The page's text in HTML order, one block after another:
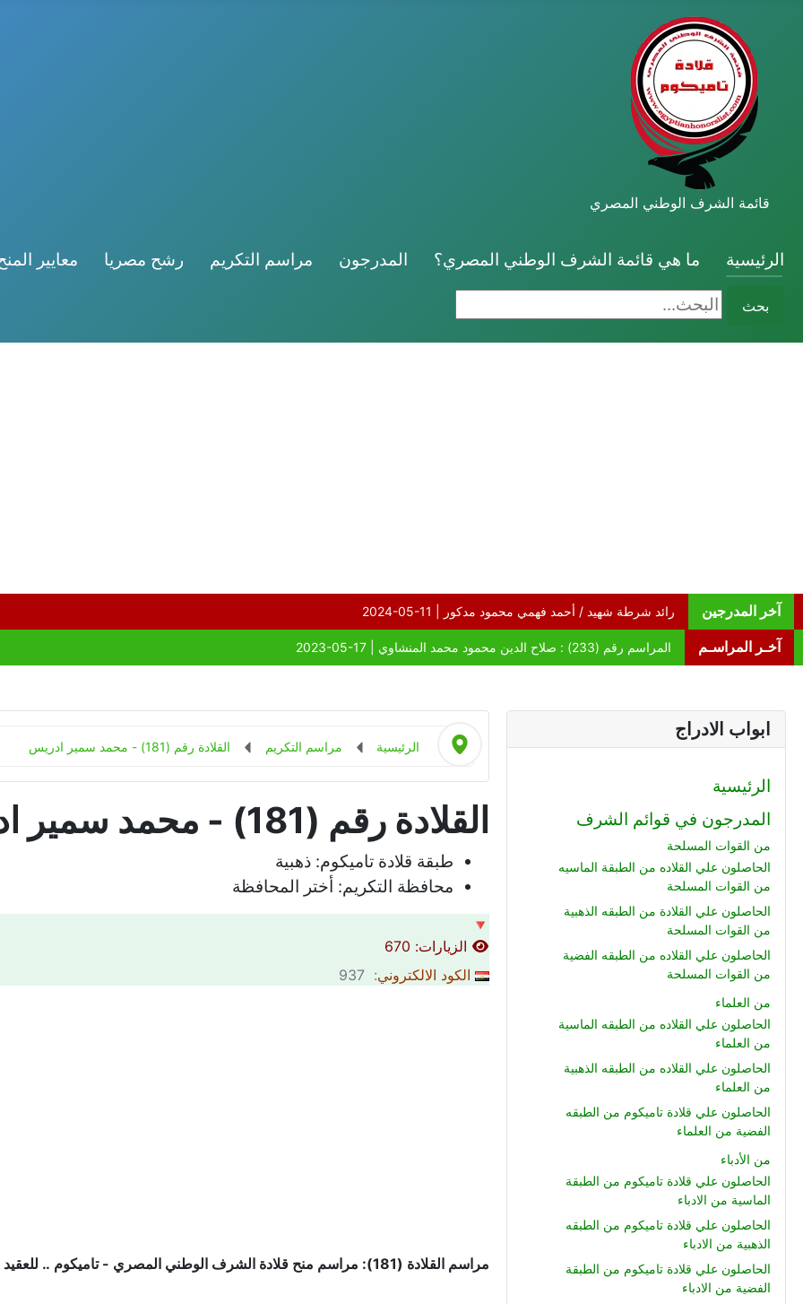
قائمة الشرف الوطني المصري
الرئيسية ما هي قائمة الشرف الوطني المصري؟ المدرجون مراسم التكريم رشح مصريا معايير
بحث البحث...
آخر المدرجين
آخـر المراسـم
ابواب الادراج
الرئيسية
المدرجون في قوائم الشرف
من القوات المسلحة
الحاصلون علي القلاده من الطبقة الماسيه
من القوات المسلحة
الحاصلون علي القلادة من الطبقه الذهبية
من القوات المسلحة
الحاصلون علي القلاده من الطبقه الفضية
من القوات المسلحة
من العلماء
الحاصلون علي القلاده من الطبقه الماسية
من العلماء
الحاصلون علي القلاده من الطبقه الذهبية
من العلماء
الحاصلون علي قلادة تاميكوم من الطبقه
الفضية من العلماء
من الأدباء
الحاصلون علي قلادة تاميكوم من الطبقة
الماسية من الادباء
الحاصلون علي قلادة تاميكوم من الطبقه
الذهبية من الادباء
الحاصلون علي قلادة تاميكوم من الطبقة
الفضية من الادباء
الرئيسية مراسم التكريم القلادة رقم (181) - محمد سمير ادريس
القلادة رقم (181) - محمد سمير ادريس
طبقة قلادة تاميكوم: ذهبية
محافظة التكريم: أختر المحافظة
🔻
الزيارات: 670
الكود الالكتروني: 937
مراسم القلادة (181): مراسم منح قلادة الشرف الوطني المصري - تاميكوم .. للعقيد اح شهيد / محمد سمير ادريس